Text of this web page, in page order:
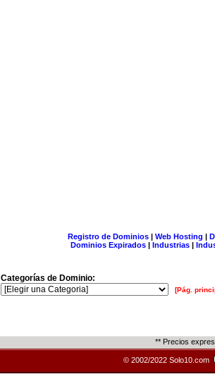
Registro de Dominios| Web Hosting |
Dominios Expirados | Industrias |
Categorías de Dominio:
[Pág.
** Precios
© 2002/2022 Solo10.com